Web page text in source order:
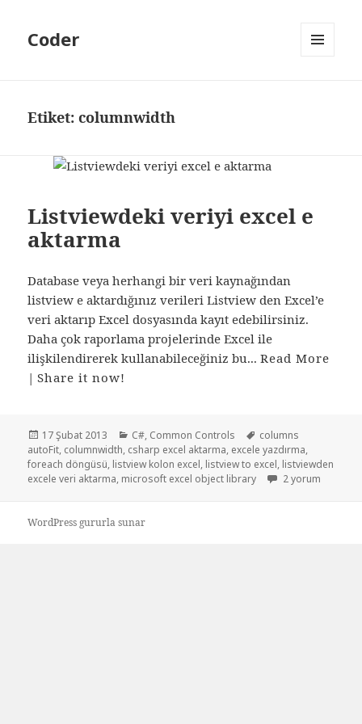
Coder
Etiket:columnwidth
Listviewdeki veriyi excel e
aktarma
Database veya herhangi bir veri kaynağından
listview e aktardığınız verileri Listview den Excel’e
veri aktarıp Excel dosyasında kayıt edebilirsiniz.
Daha çok raporlama projelerinde Excel ile
ilişkilendirerek kullanabileceğiniz bu...Read More
|Share it now!
Yayın
tarihi
17 Şubat 2013 Kategoriler
C#, Common Controls Etiketler
columns
autoFit, columnwidth, csharp excel aktarma, excele yazdırma,
foreach döngüsü, listview kolon excel, listview to excel, listviewden
excele veri aktarma, microsoft excel object library Listviewdeki
2 yorum
WordPress gururla sunar